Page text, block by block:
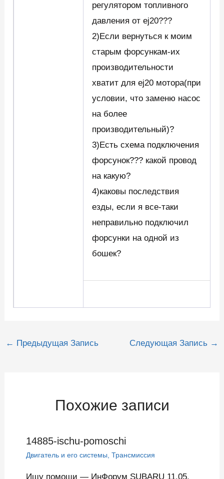
регулятором топливного
давления от ej20???
2)Если вернуться к моим
старым форсункам-их
производительности
хватит для ej20 мотора(при
условии, что заменю насос
на более
производительный)?
3)Есть схема подключения
форсунок??? какой провод
на какую?
4)каковы последствия
езды, если я все-таки
неправильно подключил
форсунки на одной из
бошек?
Навигация
← Предыдущая Запись Следующая Запись →
Похожие записи
14885-ischu-pomoschi
Двигатель и его системы, Трансмиссия
Ищу помощи — ИнФорум SUBARU 11.05.